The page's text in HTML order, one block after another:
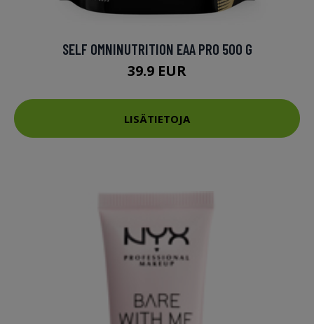
SELF OMNINUTRITION EAA PRO 500 G
39.9 EUR
LISÄTIETOJA